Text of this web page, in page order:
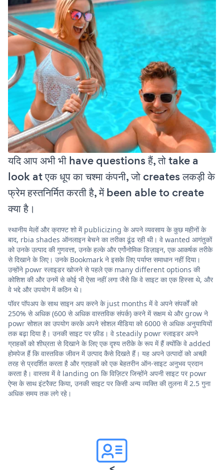
यदि आप अभी भी have questions हैं, तो take a
look at एक धूप का चश्मा कंपनी, जो creates लकड़ी के
फ्रेम हस्तनिर्मित करती है, में been able to create
क्या है।
स्थानीय मेलों और क्राफ्ट शो में publicizing के अपने व्यवसाय के कुछ महीनों के
बाद, rbia shades ऑनलाइन बेचने का तरीका ढूंढ रही थी। वे wanted आगंतुकों
को उनके उत्पाद की गुणवत्ता, उनके हल्के और एर्गोनोमिक डिज़ाइन, एक आकर्षक तरीके
से दिखाने के लिए। उनके Bookmark ने इसके लिए पर्याप्त समाधान नहीं दिया।
उन्होंने powr स्लाइडर खोजने से पहले एक many different options की
कोशिश की और उनमें से कोई भी ऐसा नहीं लगा जैसे कि वे साइट का एक हिस्सा थे, और
वे भद्दे और उपयोग में कठिन थे।
पॉवर पॉपअप के साथ साइन अप करने के just months में वे अपने संपर्कों को
250% से अधिक (600 से अधिक वास्तविक संपर्क) करने में सक्षम थे और grow ने
powr सोशल का उपयोग करके अपने सोशल मीडिया को 6000 से अधिक अनुयायियों
तक बढ़ा दिया है। उनकी साइट पर फ़ीड। वे steadily powr स्लाइडर अपने
ग्राहकों को शीघ्रता से दिखाने के लिए एक दृश्य तरीके के रूप में हैं क्योंकि वे added
होमपेज हैं कि वास्तविक जीवन में उत्पाद कैसे दिखते हैं। यह अपने उत्पादों को अच्छी
तरह से प्रदर्शित करता है और ग्राहकों को एक बेहतरीन ऑन-साइट अनुभव प्रदान
करता है। वास्तव में वे landing on कि विज़िटर जिन्होंने अपनी साइट पर powr
ऐप्स के साथ इंटरैक्ट किया, उनकी साइट पर किसी अन्य व्यक्ति की तुलना में 2.5 गुना
अधिक समय तक लगे रहे।